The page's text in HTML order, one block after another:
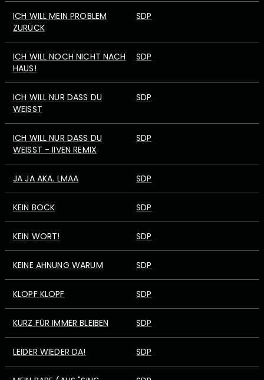
ICH WILL MEIN PROBLEM
ZURÜCK
SDP
ICH WILL NOCH NICHT NACH
HAUS!
SDP
ICH WILL NUR DASS DU
WEISST
SDP
ICH WILL NUR DASS DU
WEISST - IIVEN REMIX
SDP
JA JA AKA. LMAA SDP
KEIN BOCK SDP
KEIN WORT! SDP
KEINE AHNUNG WARUM SDP
KLOPF KLOPF SDP
KURZ FÜR IMMER BLEIBEN SDP
LEIDER WIEDER DA! SDP